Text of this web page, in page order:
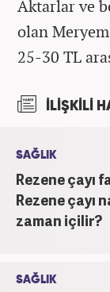
Aktarlar ve
olan
25-30 TL
İLİŞKİLİ
SAĞLIK
Rezene çayı
Rezene çayı
zaman içilir?
SAĞLIK